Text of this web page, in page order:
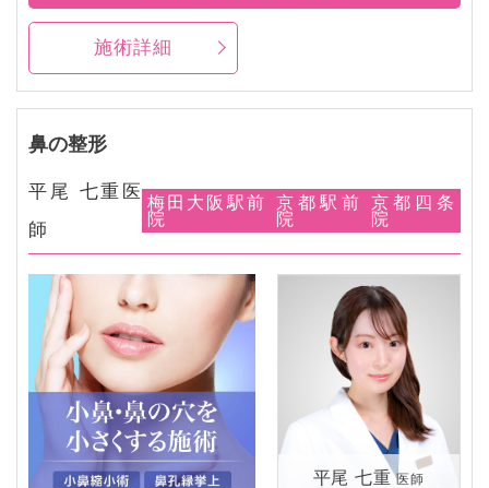
施術詳細
鼻の整形
平尾 七重医
師
梅田大阪駅前
院
京都駅前
院
京都四条
院
平尾 七重 医師